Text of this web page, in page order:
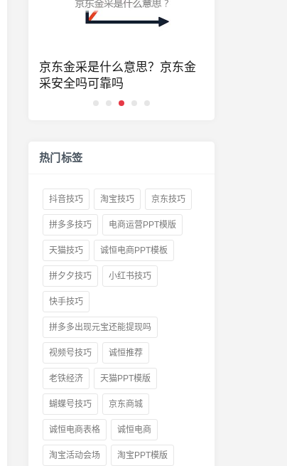
京东居家客服的工作形式有哪
些？京东客服考试题及答案
热门标签
抖音技巧 淘宝技巧 京东技巧
拼多多技巧 电商运营PPT模版
天猫技巧 诚恒电商PPT模板
拼夕夕技巧 小红书技巧
快手技巧
拼多多出现元宝还能提现吗
视频号技巧 诚恒推荐
老铁经济 天猫PPT模版
蝴蝶号技巧 京东商城
诚恒电商表格 诚恒电商
淘宝活动会场 淘宝PPT模版